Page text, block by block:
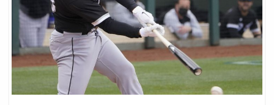
Cespedes
représenteront
White
Sox
au
Futures
Game